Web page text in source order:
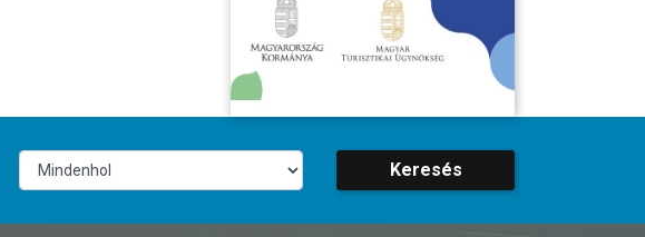
Keresés